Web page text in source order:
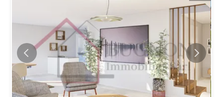
avantages suivants: - emplacement privilégié au cur du
village - restaurant entièrement équipé avec cuisine
professionnelle - trois salles de restauration - environ 100
places assises à l’intérieur - terrasse arrière pouvant
accueillir 20 à 25 personnes - appartement de 5,5 pièces
existant - possibilité de créer plusieurs appartements -
affectation mixte: habitation et activité - idéal pour
investisseurs ou promoteurs - fort potentiel de valorisation
et de rendement - etc...